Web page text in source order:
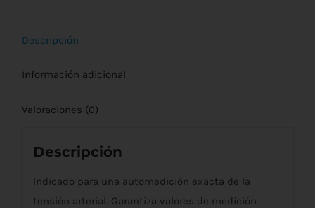
Descripción
Información adicional
Valoraciones (0)
Descripción
Indicado para una automedición exacta de la
tensión arterial. Garantiza valores de medición